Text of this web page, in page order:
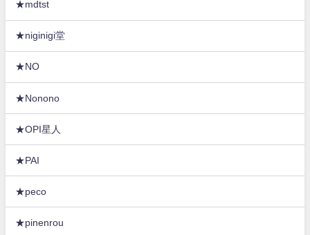
★mdtst
★niginigi堂
★NO
★Nonono
★OPI星人
★PAI
★peco
★pinenrou